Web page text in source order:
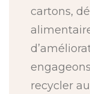
cartons,
recycler